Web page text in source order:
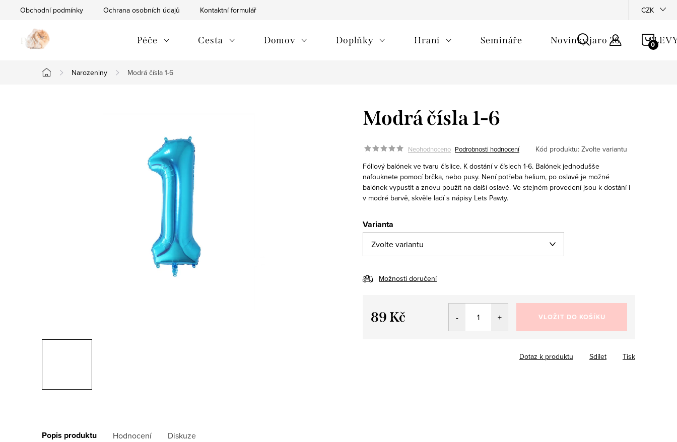
Obchodní podmínky Ochrana osobních údajů Kontaktní formulář CZK
Péče Cesta Domov Doplňky Hraní Semináře Novinky jaro 26
Domů
Narozeniny Modrá čísla 1-6
Modrá čísla 1-6
Neohodnoceno Podrobnosti hodnocení Kód produktu: Zvolte variantu
Fóliový balónek ve tvaru číslice. K dostání v číslech 1-6. Balónek jednodušše
nafouknete pomocí brčka, nebo pusy. Není potřeba helium, po oslavě je možné
balónek vypustit a znovu použít na další oslavě. Ve stejném provedení jsou k dostání i
v modré barvě, skvěle ladí s nápisy Lets Pawty.
Varianta
Možnosti doručení
89 Kč VLOŽIT DO KOŠÍKU
Tisk
Dotaz k produktu Sdílet
Popis produktu Hodnocení Diskuze